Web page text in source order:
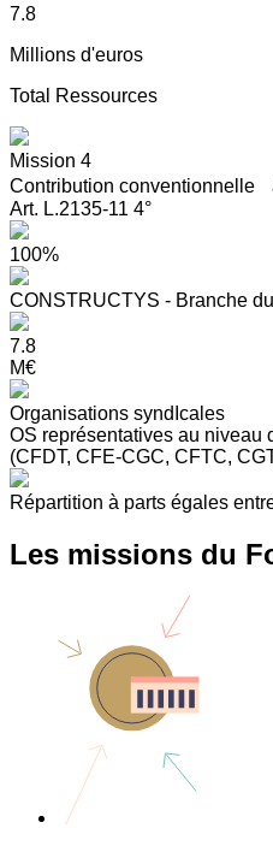
7.8
Millions d'euros
Total Ressources
Mission 4
Contribution conventionnelle
Art. L.2135-11 4°
100%
CONSTRUCTYS - Branche
7.8
M€
Organisations syndIcales
OS représentatives au niveau
(CFDT, CFE-CGC, CFTC,
Répartition à parts égales
Les missions du